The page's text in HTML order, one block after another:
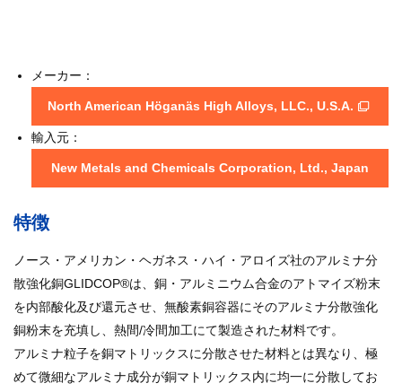
メーカー：
North American Höganäs High Alloys, LLC., U.S.A.
輸入元：
New Metals and Chemicals Corporation, Ltd., Japan
特徴
ノース・アメリカン・ヘガネス・ハイ・アロイズ社のアルミナ分
散強化銅GLIDCOP®は、銅・アルミニウム合金のアトマイズ粉末
を内部酸化及び還元させ、無酸素銅容器にそのアルミナ分散強化
銅粉末を充填し、熱間/冷間加工にて製造された材料です。
アルミナ粒子を銅マトリックスに分散させた材料とは異なり、極
めて微細なアルミナ成分が銅マトリックス内に均一に分散してお